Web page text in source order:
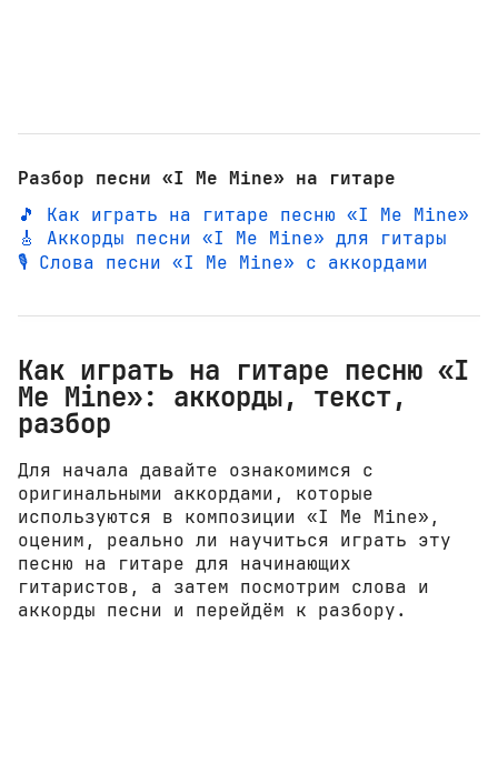
Разбор песни «I Me Mine» на гитаре
🎵 Как играть на гитаре песню «I Me Mine»
🎸 Аккорды песни «I Me Mine» для гитары
🎙️ Слова песни «I Me Mine» с аккордами
Как играть на гитаре песню «I
Me Mine»: аккорды, текст,
разбор
Для начала давайте ознакомимся с
оригинальными аккордами, которые
используются в композиции «I Me Mine»,
оценим, реально ли научиться играть эту
песню на гитаре для начинающих
гитаристов, а затем посмотрим слова и
аккорды песни и перейдём к разбору.